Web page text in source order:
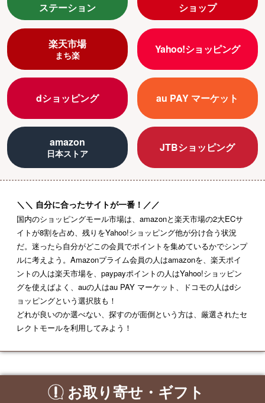
ステーション
ショップ
楽天市場
まち楽 Yahoo!ショッピング
dショッピング au PAY マーケット
amazon
日本ストア JTBショッピング
自分に合ったサイトが一番！
国内のショッピングモール市場は、amazonと楽天市場の2大ECサ
イトが8割を占め、残りをYahoo!ショッピング他が分け合う状況
だ。迷ったら自分がどこの会員でポイントを集めているかでシンプ
ルに考えよう。Amazonプライム会員の人はamazonを、楽天ポイ
ントの人は楽天市場を、paypayポイントの人はYahoo!ショッピン
グを使えばよく、auの人はau PAY マーケット、ドコモの人はdシ
ョッピングという選択肢も！
どれが良いのか選べない、探すのが面倒という方は、厳選されたセ
レクトモールを利用してみよう！
お取り寄せ・ギフト